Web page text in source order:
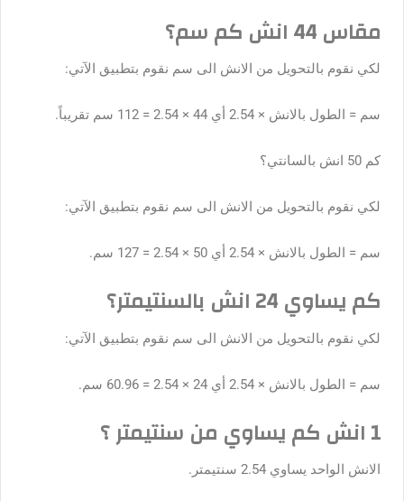
مقاس 44 انش كم سم؟
لكي نقوم بالتحويل من الانش الى سم نقوم بتطبيق الآتي:
سم = الطول بالانش × 2.54 أي 44 × 2.54 = 112 سم تقريباً.
كم 50 انش بالسانتي؟
لكي نقوم بالتحويل من الانش الى سم نقوم بتطبيق الآتي:
سم = الطول بالانش × 2.54 أي 50 × 2.54 = 127 سم.
كم يساوي 24 انش بالسنتيمتر؟
لكي نقوم بالتحويل من الانش الى سم نقوم بتطبيق الآتي:
سم = الطول بالانش × 2.54 أي 24 × 2.54 = 60.96 سم.
1 انش كم يساوي من سنتيمتر ؟
الانش الواحد يساوي 2.54 سنتيمتر.